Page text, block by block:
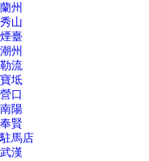
蘭州
秀山
煙臺
潮州
勒流
寶坻
營口
南陽
奉賢
駐馬店
武漢